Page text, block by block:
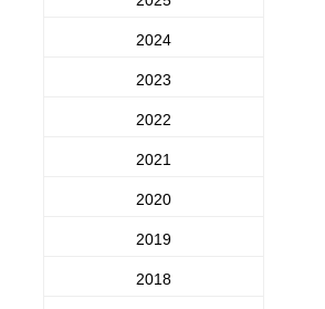
2024
2023
2022
2021
2020
2019
2018